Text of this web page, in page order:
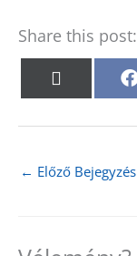
Share this post:
on
(
w
t
← Előző Bejegyzés